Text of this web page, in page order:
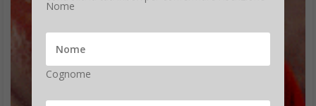
Buon Natale 2025, le
immagini di auguri per
WhatsApp e i social